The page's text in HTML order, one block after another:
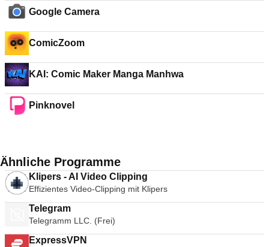
Google Camera
ComicZoom
KAI: Comic Maker Manga Manhwa
Pinknovel
Ähnliche Programme
Klipers - AI Video Clipping
Effizientes Video-Clipping mit Klipers
Telegram
Telegramm LLC. (Frei)
ExpressVPN